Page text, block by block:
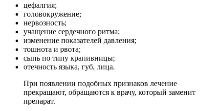
цефалгия;
головокружение;
нервозность;
учащение сердечного ритма;
изменение показателей давления;
тошнота и рвота;
сыпь по типу крапивницы;
отечность языка, губ, лица.
При появлении подобных признаков лечение
прекращают, обращаются к врачу, который заменит
препарат.